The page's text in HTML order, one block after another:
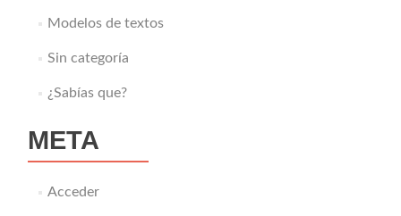
Modelos de textos
Sin categoría
¿Sabías que?
META
Acceder